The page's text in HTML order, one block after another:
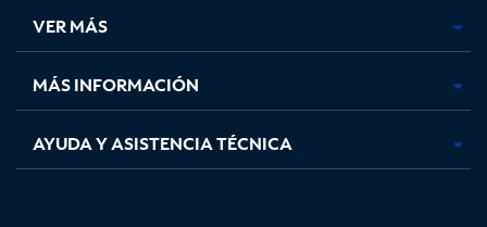
pestaña
nueva
pestaña
nueva
pestaña
nuevanueva
VER MÁS
MÁS INFORMACIÓN
AYUDA Y ASISTENCIA TÉCNICA